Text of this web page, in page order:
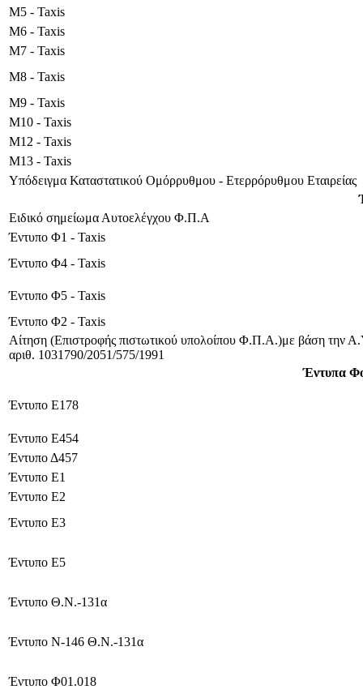
Μ5 - Taxis
Μ6 - Taxis
Μ7 - Taxis
Μ8 - Taxis
Μ9 - Taxis
Μ10 - Taxis
Μ12 - Taxis
Μ13 - Taxis
Υπόδειγμα Καταστατικού Ομόρρυθμου - Ετερρόρυθμου Εταιρείας
Ειδικό σημείωμα Αυτοελέγχου Φ.Π.Α
Έντυπο Φ1 - Taxis
Έντυπο Φ4 - Taxis
Έντυπο Φ5 - Taxis
Έντυπο Φ2 - Taxis
Αίτηση (Επιστροφής πιστωτικού υπολοίπου Φ.Π.Α.)με βάση την
αριθ. 1031790/2051/575/1991
Έντυπα
Έντυπο E178
Έντυπο E454
Έντυπο Δ457
Έντυπο Ε1
Έντυπο Ε2
Έντυπο Ε3
Έντυπο Ε5
Έντυπο Θ.Ν.-131α
Έντυπο Ν-146 Θ.Ν.-131α
Έντυπο Φ01.018